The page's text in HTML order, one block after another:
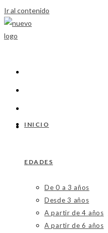
Ir al contenido
INICIO
EDADES
De 0 a 3 años
Desde 3 años
A partir de 4 años
A partir de 6 años